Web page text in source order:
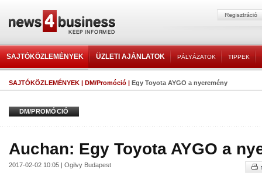
SAJTÓKÖZLEMÉNYEK ÜZLETI AJÁNLATOK PÁLYÁZATOK TIPPEK
SAJTÓKÖZLEMÉNYEK | DM/Promóció | Egy Toyota AYGO a nyeremény
DM/PROMÓCIÓ
Auchan: Egy Toyota AYGO a
2017-02-02 10:05 | Ogilvy Budapest